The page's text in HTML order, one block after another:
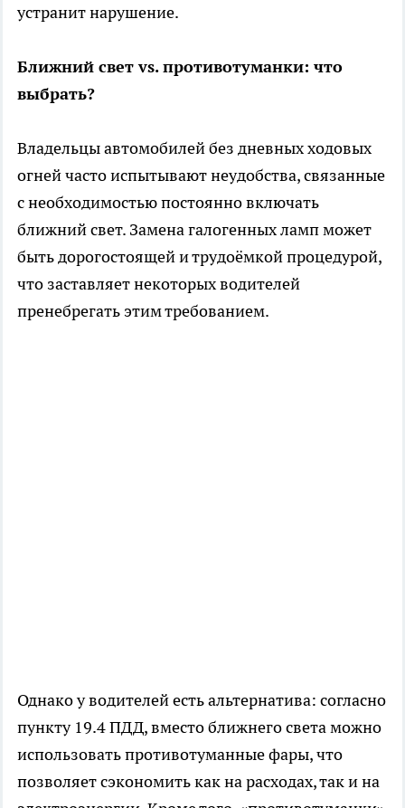
устранит нарушение.
Ближний свет vs. противотуманки: что
выбрать?
Владельцы автомобилей без дневных ходовых
огней часто испытывают неудобства, связанные
с необходимостью постоянно включать
ближний свет. Замена галогенных ламп может
быть дорогостоящей и трудоёмкой процедурой,
что заставляет некоторых водителей
пренебрегать этим требованием.
Однако у водителей есть альтернатива: согласно
пункту 19.4 ПДД, вместо ближнего света можно
использовать противотуманные фары, что
позволяет сэкономить как на расходах, так и на